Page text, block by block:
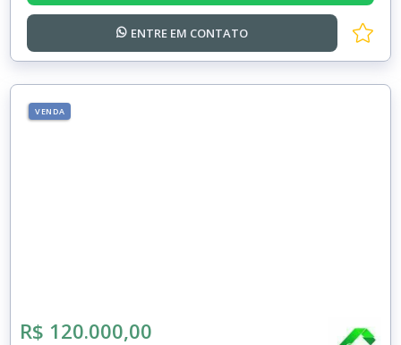
ENTRE EM CONTATO
VENDA
R$ 120.000,00